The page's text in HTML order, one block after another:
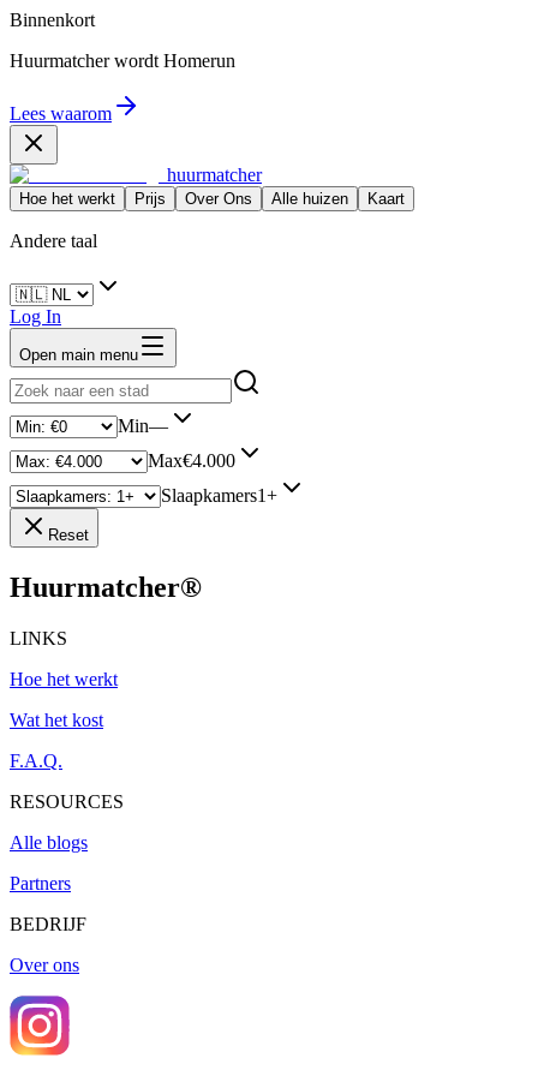
Binnenkort
Huurmatcher wordt Homerun
Lees waarom
huurmatcher
Hoe het werkt Prijs Over Ons Alle huizen Kaart
Andere taal
Log In
Open main menu
Min—
Max€4.000
Slaapkamers1+
Reset
Huurmatcher®
LINKS
Hoe het werkt
Wat het kost
F.A.Q.
RESOURCES
Alle blogs
Partners
BEDRIJF
Over ons